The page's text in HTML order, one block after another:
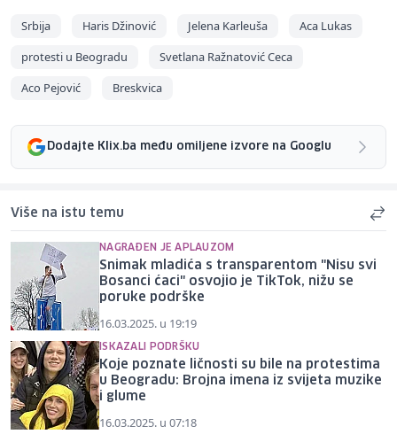
Srbija Haris Džinović Jelena Karleuša
Aca Lukas
protesti u Beogradu
Svetlana Ražnatović Ceca
Aco Pejović
Breskvica
Dodajte Klix.ba među omiljene izvore na Googlu
Više na istu temu
NAGRAĐEN JE APLAUZOM
Snimak mladića s transparentom "Nisu svi
Bosanci ćaci" osvojio je TikTok, nižu se
poruke podrške
16.03.2025. u 19:19
ISKAZALI PODRŠKU
Koje poznate ličnosti su bile na protestima
u Beogradu: Brojna imena iz svijeta muzike
i glume
16.03.2025. u 07:18